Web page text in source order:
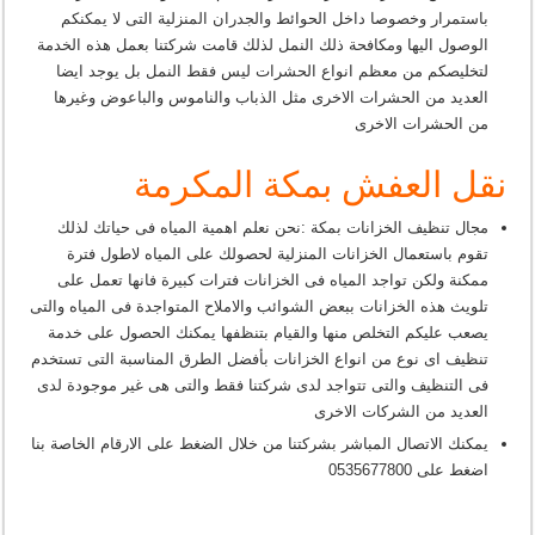
باستمرار وخصوصا داخل الحوائط والجدران المنزلية التى لا يمكنكم
الوصول اليها ومكافحة ذلك النمل لذلك قامت شركتنا بعمل هذه الخدمة
لتخليصكم من معظم انواع الحشرات ليس فقط النمل بل يوجد ايضا
العديد من الحشرات الاخرى مثل الذباب والناموس والباعوض وغيرها
من الحشرات الاخرى
نقل العفش بمكة المكرمة
مجال تنظيف الخزانات بمكة :نحن نعلم اهمية المياه فى حياتك لذلك
تقوم باستعمال الخزانات المنزلية لحصولك على المياه لاطول فترة
ممكنة ولكن تواجد المياه فى الخزانات فترات كبيرة فانها تعمل على
تلويث هذه الخزانات ببعض الشوائب والاملاح المتواجدة فى المياه والتى
يصعب عليكم التخلص منها والقيام بتنظفها يمكنك الحصول على خدمة
تنظيف اى نوع من انواع الخزانات بأفضل الطرق المناسبة التى تستخدم
فى التنظيف والتى تتواجد لدى شركتنا فقط والتى هى غير موجودة لدى
العديد من الشركات الاخرى
يمكنك الاتصال المباشر بشركتنا من خلال الضغط على الارقام الخاصة بنا
اضغط على 0535677800